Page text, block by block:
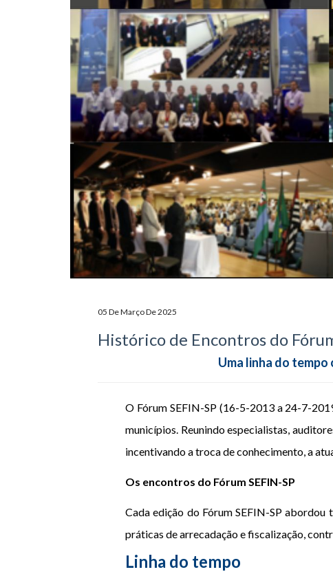
05 De Março De 2025
Histórico de Encontros do
Uma linha do
O Fórum SEFIN-SP (16-5-2013 a 24-7-
municípios. Reunindo especialistas,
incentivando a troca de conhecimento, a
Os encontros do Fórum SEFIN-SP
Cada edição do Fórum SEFIN-SP
práticas de arrecadação e fiscalização,
Linha do tempo